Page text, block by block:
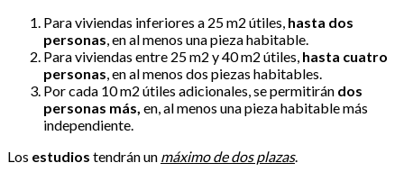
Para viviendas inferiores a 25 m2 útiles, hasta dos
personas en al menos una pieza habitable.
Para viviendas entre 25 m2 y 40 m2 útiles, hasta cuatro
personas , en al menos dos piezas habitables.
Por cada 10 m2 útiles adicionales, se permitirán dos
personas más, en, al menos una pieza habitable más
independiente.
Los estudios tendrán un máximo de dos plazas.